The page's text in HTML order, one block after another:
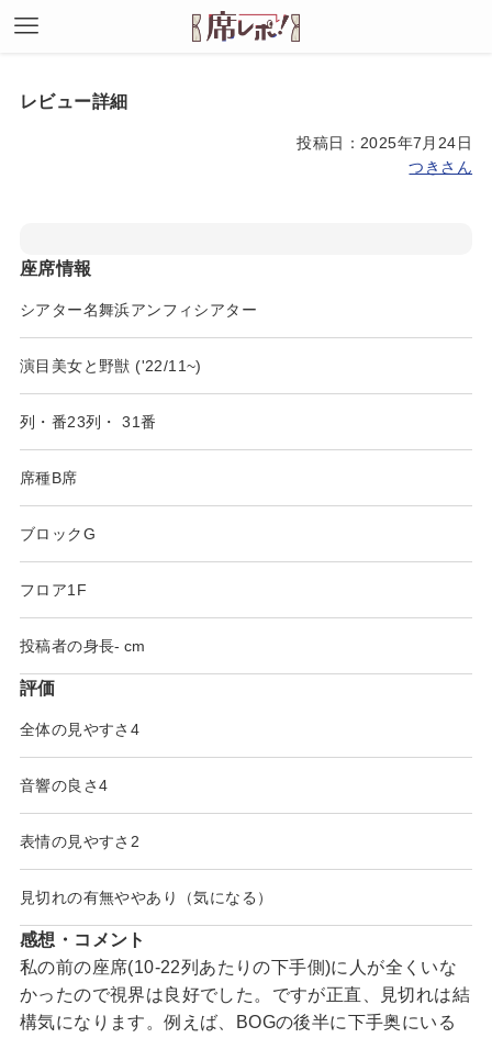
レビュー詳細
投稿日：2025年7月24日
つきさん
座席情報
シアター名舞浜アンフィシアター
演目 美女と野獣 ('22/11~)
列・番23列 ・31番
席種B席
ブロックG
フロア1F
投稿者の身長-
評価
全体の見やすさ 4
音響の良さ4
表情の見やすさ 2
見切れの有無ややあり（気になる）
感想・コメント
私の前の座席(10-22列あたりの下手側)に人が全くいな
かったので視界は良好でした。ですが正直、見切れは結
構気になります。例えば、BOGの後半に下手奥にいる